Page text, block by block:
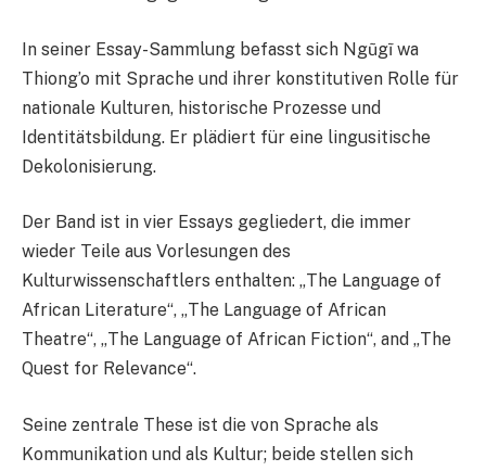
In seiner Essay-Sammlung befasst sich Ngũgĩ wa
Thiong’o mit Sprache und ihrer konstitutiven Rolle für
nationale Kulturen, historische Prozesse und
Identitätsbildung. Er plädiert für eine lingusitische
Dekolonisierung.
Der Band ist in vier Essays gegliedert, die immer
wieder Teile aus Vorlesungen des
Kulturwissenschaftlers enthalten: „The Language of
African Literature“, „The Language of African
Theatre“, „The Language of African Fiction“, and „The
Quest for Relevance“.
Seine zentrale These ist die von Sprache als
Kommunikation und als Kultur; beide stellen sich